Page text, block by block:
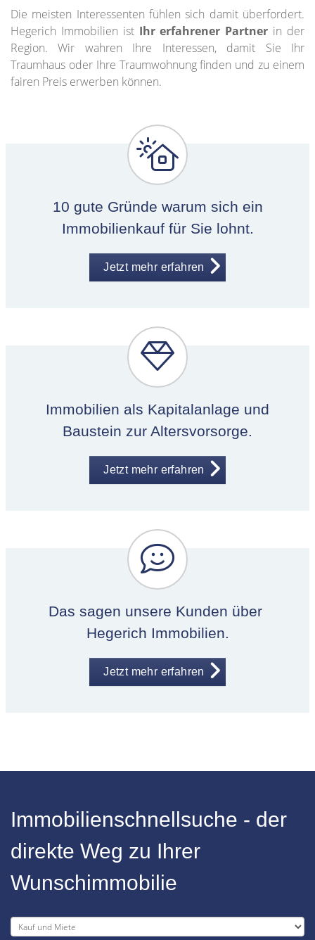
Die meisten Interessenten fühlen sich damit überfordert.
Hegerich Immobilien ist Ihr erfahrener Partner in der
Region. Wir wahren Ihre Interessen, damit Sie Ihr
Traumhaus oder Ihre Traumwohnung finden und zu einem
fairen Preis erwerben können.
10 gute Gründe warum sich ein
Immobilienkauf für Sie lohnt.
Jetzt mehr erfahren
Immobilien als Kapitalanlage und
Baustein zur Altersvorsorge.
Jetzt mehr erfahren
Das sagen unsere Kunden über
Hegerich Immobilien.
Jetzt mehr erfahren
Immobilienschnellsuche - der
direkte Weg zu Ihrer
Wunschimmobilie